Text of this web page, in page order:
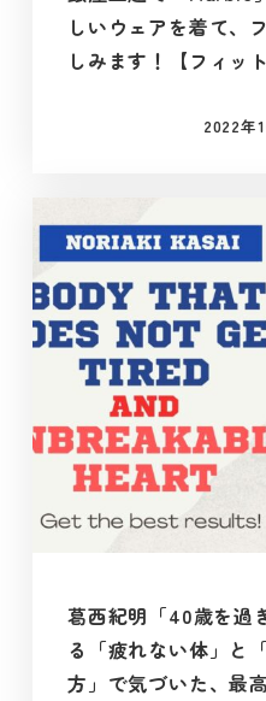
しいウェアを着て、
しみます！【フィッ
投稿日
2022年
葛西紀明「40歳を過
る「疲れない体」と
方」で気づいた、最